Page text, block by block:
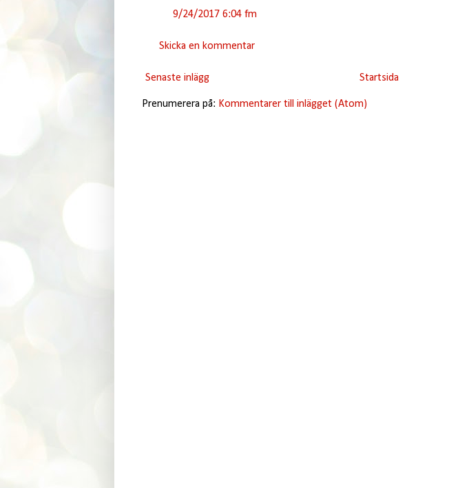
9/24/2017 6:04 fm
Skicka en kommentar
Senaste inlägg Startsida
Prenumerera på: Kommentarer till inlägget (Atom)